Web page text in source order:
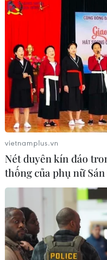
vietnamplus.vn
Nét duyên kín đáo
thống của phụ nữ